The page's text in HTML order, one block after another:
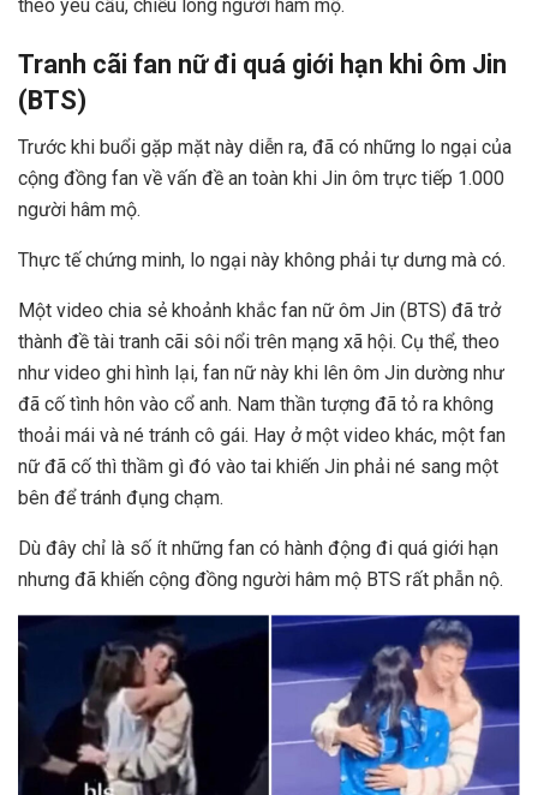
theo yêu cầu, chiều lòng người hâm mộ.
Tranh cãi fan nữ đi quá giới hạn khi ôm Jin
(BTS)
Trước khi buổi gặp mặt này diễn ra, đã có những lo ngại của
cộng đồng fan về vấn đề an toàn khi Jin ôm trực tiếp 1.000
người hâm mộ.
Thực tế chứng minh, lo ngại này không phải tự dưng mà có.
Một video chia sẻ khoảnh khắc fan nữ ôm Jin (BTS) đã trở
thành đề tài tranh cãi sôi nổi trên mạng xã hội. Cụ thể, theo
như video ghi hình lại, fan nữ này khi lên ôm Jin dường như
đã cố tình hôn vào cổ anh. Nam thần tượng đã tỏ ra không
thoải mái và né tránh cô gái. Hay ở một video khác, một fan
nữ đã cố thì thầm gì đó vào tai khiến Jin phải né sang một
bên để tránh đụng chạm.
Dù đây chỉ là số ít những fan có hành động đi quá giới hạn
nhưng đã khiến cộng đồng người hâm mộ BTS rất phẫn nộ.